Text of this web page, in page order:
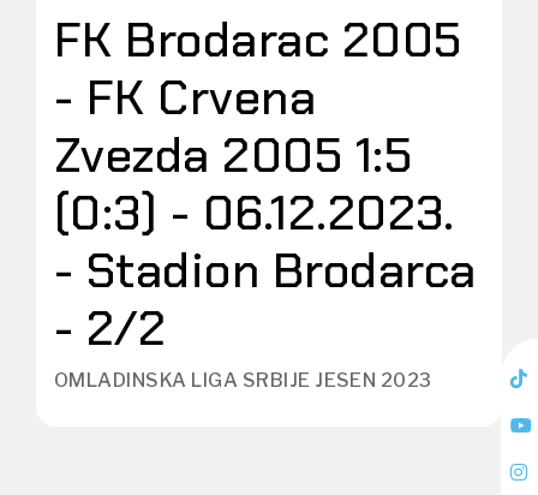
FK Brodarac 2005
- FK Crvena
Zvezda 2005 1:5
(0:3) - 06.12.2023.
- Stadion Brodarca
- 2/2
OMLADINSKA LIGA SRBIJE JESEN 2023